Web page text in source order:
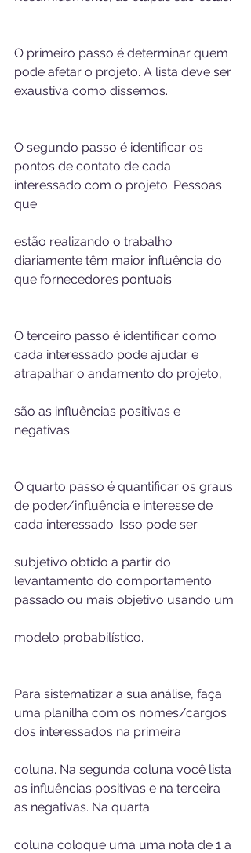
O primeiro passo é determinar quem
pode afetar o projeto. A lista deve ser
exaustiva como dissemos.
O segundo passo é identificar os
pontos de contato de cada
interessado com o projeto. Pessoas
que
estão realizando o trabalho
diariamente têm maior influência do
que fornecedores pontuais.
O terceiro passo é identificar como
cada interessado pode ajudar e
atrapalhar o andamento do projeto,
são as influências positivas e
negativas.
O quarto passo é quantificar os graus
de poder/influência e interesse de
cada interessado. Isso pode ser
subjetivo obtido a partir do
levantamento do comportamento
passado ou mais objetivo usando um
modelo probabilístico.
Para sistematizar a sua análise, faça
uma planilha com os nomes/cargos
dos interessados na primeira
coluna. Na segunda coluna você lista
as influências positivas e na terceira
as negativas. Na quarta
coluna coloque uma uma nota de 1 a